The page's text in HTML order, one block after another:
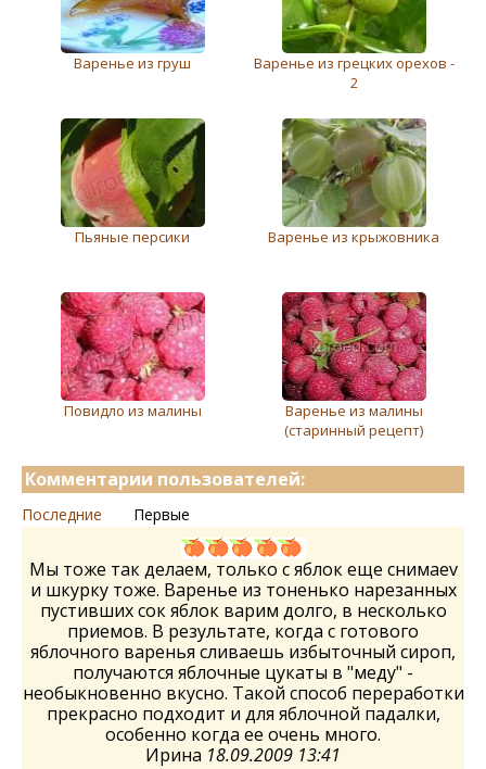
Варенье из груш
Варенье из грецких орехов -
2
Пьяные персики Варенье из крыжовника
Повидло из малины
Варенье из малины
(старинный рецепт)
Комментарии пользователей:
Последние Первые
Мы тоже так делаем, только с яблок еще снимаеv
и шкурку тоже. Варенье из тоненько нарезанных
пустивших сок яблок варим долго, в несколько
приемов. В результате, когда с готового
яблочного варенья сливаешь избыточный сироп,
получаются яблочные цукаты в "меду" -
необыкновенно вкусно. Такой способ переработки
прекрасно подходит и для яблочной падалки,
особенно когда ее очень много.
Ирина 18.09.2009 13:41